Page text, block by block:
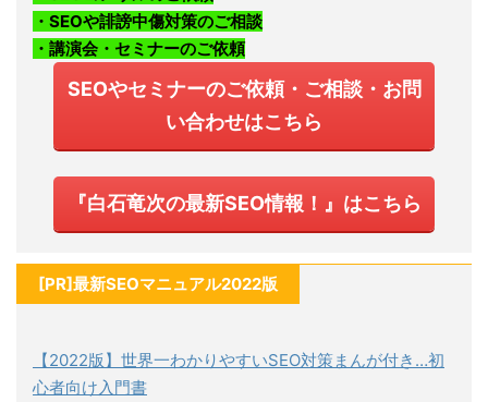
・SEOや誹謗中傷対策のご相談
・講演会・セミナーのご依頼
SEOやセミナーのご依頼・ご相談・お問
い合わせはこちら
『白石竜次の最新SEO情報！』はこちら
[PR]最新SEOマニュアル2022版
【2022版】世界一わかりやすいSEO対策まんが付き…初
心者向け入門書